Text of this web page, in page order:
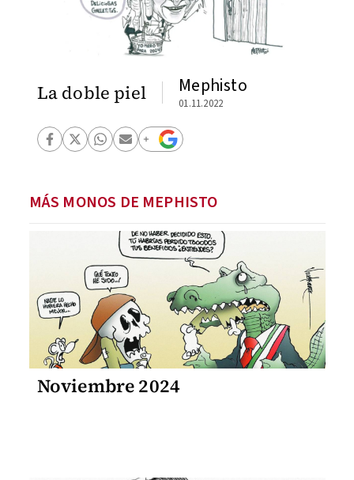
La doble piel Mephisto
01.11.2022
MÁS MONOS DE MEPHISTO
Noviembre 2024